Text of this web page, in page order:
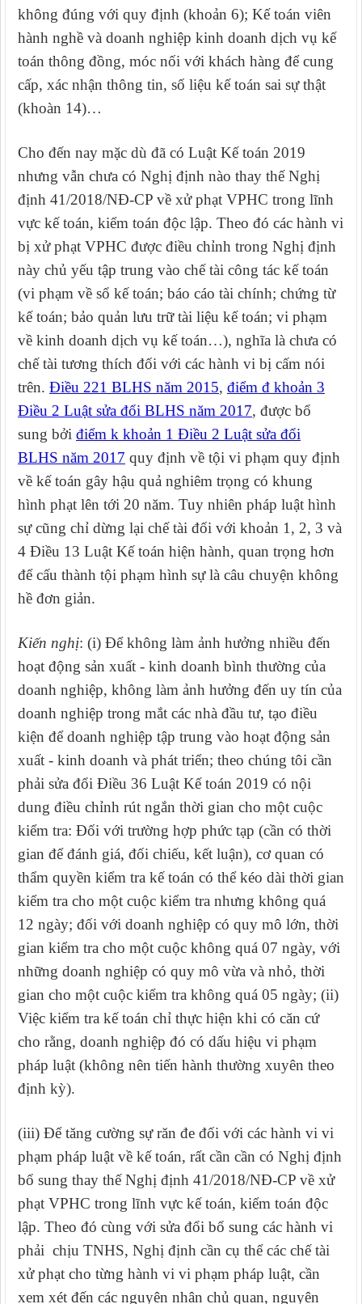
không đúng với quy định (khoản 6); Kế toán viên
hành nghề và doanh nghiệp kinh doanh dịch vụ kế
toán thông đồng, móc nối với khách hàng để cung
cấp, xác nhận thông tin, số liệu kế toán sai sự thật
(khoàn 14)…
Cho đến nay mặc dù đã có Luật Kế toán 2019
nhưng vẫn chưa có Nghị định nào thay thế Nghị
định 41/2018/NĐ-CP về xử phạt VPHC trong lĩnh
vực kế toán, kiểm toán độc lập. Theo đó các hành vi
bị xử phạt VPHC được điều chỉnh trong Nghị định
này chủ yếu tập trung vào chế tài công tác kế toán
(vi phạm về sổ kế toán; báo cáo tài chính; chứng từ
kế toán; bảo quản lưu trữ tài liệu kế toán; vi phạm
về kinh doanh dịch vụ kế toán…), nghĩa là chưa có
chế tài tương thích đối với các hành vi bị cấm nói
trên. Điều 221 BLHS năm 2015, điểm đ khoản 3
Điều 2 Luật sửa đổi BLHS năm 2017, được bổ
sung bởi điểm k khoản 1 Điều 2 Luật sửa đổi
BLHS năm 2017 quy định về tội vi phạm quy định
về kế toán gây hậu quả nghiêm trọng có khung
hình phạt lên tới 20 năm. Tuy nhiên pháp luật hình
sự cũng chỉ dừng lại chế tài đối với khoản 1, 2, 3 và
4 Điều 13 Luật Kế toán hiện hành, quan trọng hơn
để cấu thành tội phạm hình sự là câu chuyện không
hề đơn giản.
Kiến nghị: (i) Để không làm ảnh hưởng nhiều đến
hoạt động sản xuất - kinh doanh bình thường của
doanh nghiệp, không làm ảnh hưởng đến uy tín của
doanh nghiệp trong mắt các nhà đầu tư, tạo điều
kiện để doanh nghiệp tập trung vào hoạt động sản
xuất - kinh doanh và phát triển; theo chúng tôi cần
phải sửa đổi Điều 36 Luật Kế toán 2019 có nội
dung điều chỉnh rút ngắn thời gian cho một cuộc
kiểm tra: Đối với trường hợp phức tạp (cần có thời
gian để đánh giá, đối chiếu, kết luận), cơ quan có
thẩm quyền kiểm tra kế toán có thể kéo dài thời gian
kiểm tra cho một cuộc kiểm tra nhưng không quá
12 ngày; đối với doanh nghiệp có quy mô lớn, thời
gian kiểm tra cho một cuộc không quá 07 ngày, với
những doanh nghiệp có quy mô vừa và nhỏ, thời
gian cho một cuộc kiểm tra không quá 05 ngày; (ii)
Việc kiểm tra kế toán chỉ thực hiện khi có căn cứ
cho rằng, doanh nghiệp đó có dấu hiệu vi phạm
pháp luật (không nên tiến hành thường xuyên theo
định kỳ).
(iii) Để tăng cường sự răn đe đối với các hành vi vi
phạm pháp luật về kế toán, rất cần cần có Nghị định
bổ sung thay thế Nghị định 41/2018/NĐ-CP về xử
phạt VPHC trong lĩnh vực kế toán, kiểm toán độc
lập. Theo đó cùng với sửa đổi bổ sung các hành vi
phải chịu TNHS, Nghị định cần cụ thể các chế tài
xử phạt cho từng hành vi vi phạm pháp luật, cần
xem xét đến các nguyên nhân chủ quan, nguyên